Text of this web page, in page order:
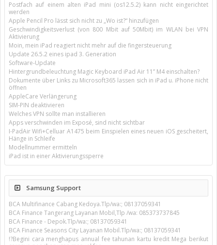
Postfach auf einem alten iPad mini (os12.5.2) kann nicht eingerichtet
werden
Apple Pencil Pro lässt sich nicht zu „Wo ist?“ hinzufügen
Geschwindigkeitsverlust (von 800 Mbit auf 50Mbit) im WLAN bei VPN
Aktivierung
Moin, mein iPad reagiert nicht mehr auf die fingersteuerung
Update 26.5.2 eines ipad 3. Generation
Software-Update
Hintergrundbeleuchtung Magic Keyboard iPad Air 11’’ M4 einschalten?
Dokumente über Links zu Microsoft365 lassen sich in iPad u. iPhone nicht
öffnen
AppleCare Verlängerung
SIM-PIN deaktivieren
Welches VPN sollte man installieren
Apps verschwinden im Exposé, sind nicht sichtbar
I-PadAir Wifi+Celluar A1475 beim Einspielen eines neuen iOS gescheitert,
Hänge in Schleife
Modellnummer ermitteln
iPad ist in einer Aktivierungssperre
Samsung Support
BCA Multifinance Cabang Kedoya.Tlp/wa:; 08137059341
BCA Finance Tangerang Layanan Mobil,Tlp /wa: 085373737845
BCA Finance - Depok.Tlp/wa:; 08137059341
BCA Finance Seasons City Layanan Mobil.Tlp/wa:; 08137059341
!?Begini cara menghapus annual fee tahunan kartu kredit Mega berikut